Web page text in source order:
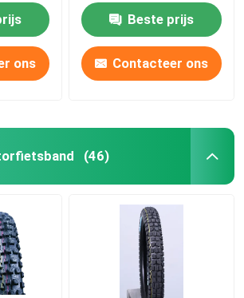
ons
TT/TL 47P de
Rand1.85*17Beste prijs
Contacteer ons
(46)